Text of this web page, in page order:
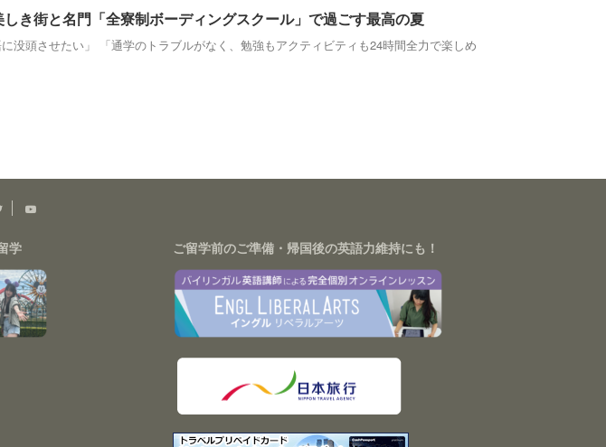
き街と名門「全寮制ボーディングスクール」で過ごす最高の夏
没頭させたい」 「通学のトラブルがなく、勉強もアクティビティも24時間全力で楽しめ
学 ご留学前のご準備・帰国後の英語力維持にも！